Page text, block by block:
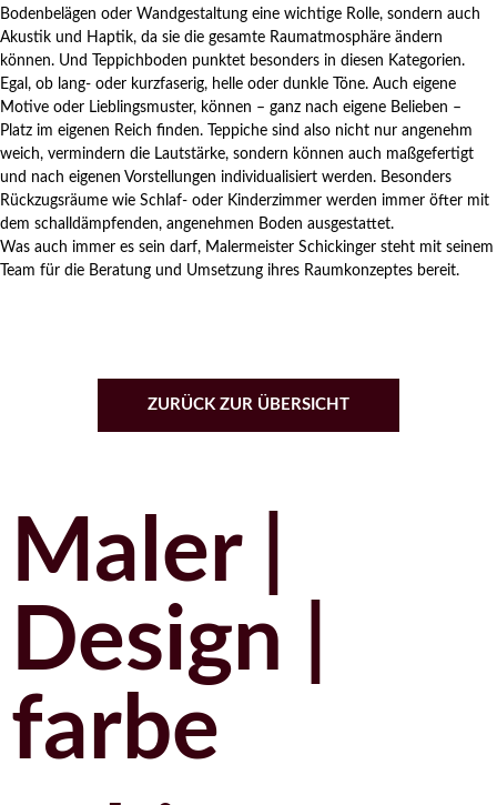
Bodenbelägen oder Wandgestaltung eine wichtige Rolle, sondern auch
Akustik und Haptik, da sie die gesamte Raumatmosphäre ändern
können. Und Teppichboden punktet besonders in diesen Kategorien.
Egal, ob lang- oder kurzfaserig, helle oder dunkle Töne. Auch eigene
Motive oder Lieblingsmuster, können – ganz nach eigene Belieben –
Platz im eigenen Reich finden. Teppiche sind also nicht nur angenehm
weich, vermindern die Lautstärke, sondern können auch maßgefertigt
und nach eigenen Vorstellungen individualisiert werden. Besonders
Rückzugsräume wie Schlaf- oder Kinderzimmer werden immer öfter mit
dem schalldämpfenden, angenehmen Boden ausgestattet.
Was auch immer es sein darf, Malermeister Schickinger steht mit seinem
Team für die Beratung und Umsetzung ihres Raumkonzeptes bereit.
ZURÜCK ZUR ÜBERSICHT
Maler |
Design |
farbe